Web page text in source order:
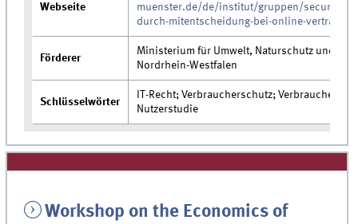
Webseite
muenster.de/de/institut/gruppen/security/
durch-mitentscheidung-bei-online-vertraegen
Förderer
Ministerium für Umwelt, Naturschutz und
Nordrhein-Westfalen
Schlüsselwörter
IT-Recht; Verbraucherschutz;
Nutzerstudie
Workshop on the Economics of